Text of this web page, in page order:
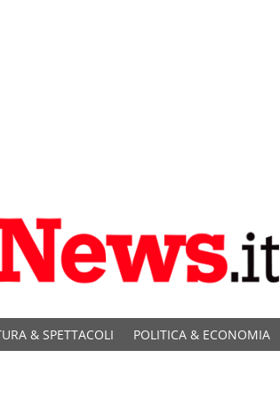
& SPETTACOLI POLITICA & ECONOMIA